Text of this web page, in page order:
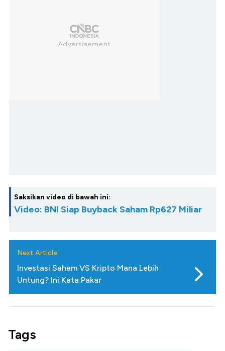
Saksikan video di bawah ini:
Video: BNI Siap Buyback Saham Rp627 Miliar
Next Article
Investasi Saham VS Kripto Mana Lebih
Untung? Ini Kata Pakar
Tags